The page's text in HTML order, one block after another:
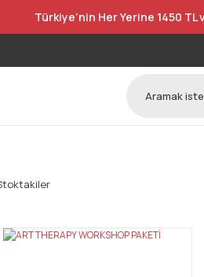
Türkiye’nin Her Yerine 1450